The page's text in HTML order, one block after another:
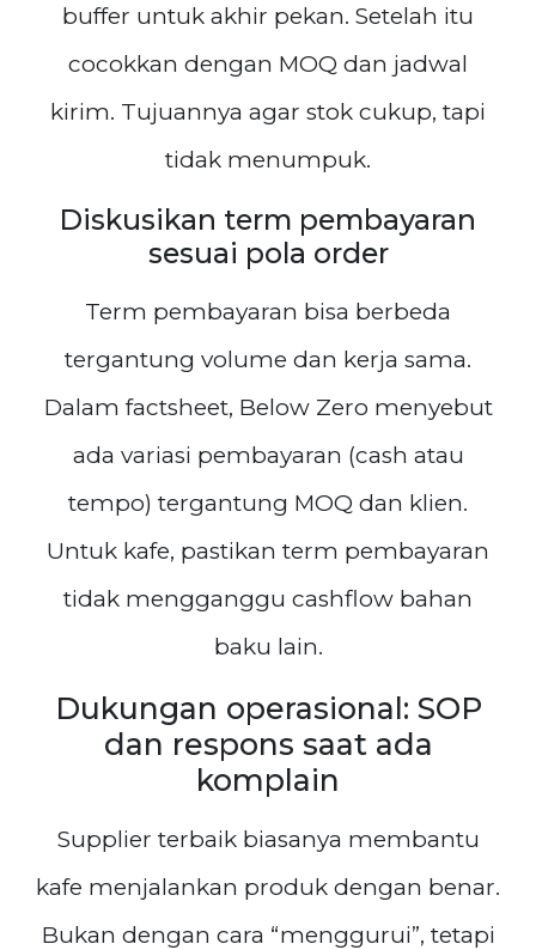
buffer untuk akhir pekan. Setelah itu
cocokkan dengan MOQ dan jadwal
kirim. Tujuannya agar stok cukup, tapi
tidak menumpuk.
Diskusikan term pembayaran
sesuai pola order
Term pembayaran bisa berbeda
tergantung volume dan kerja sama.
Dalam factsheet, Below Zero menyebut
ada variasi pembayaran (cash atau
tempo) tergantung MOQ dan klien.
Untuk kafe, pastikan term pembayaran
tidak mengganggu cashflow bahan
baku lain.
Dukungan operasional: SOP
dan respons saat ada
komplain
Supplier terbaik biasanya membantu
kafe menjalankan produk dengan benar.
Bukan dengan cara “menggurui”, tetapi